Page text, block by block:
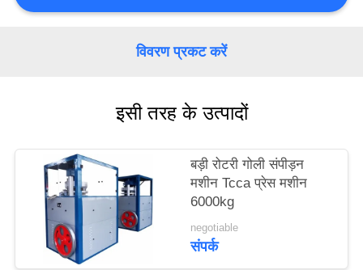
अनुरोध
साइटमैप
विवरण प्रकट करें
इसी तरह के उत्पादों
बड़ी रोटरी गोली संपीड़न
मशीन Tcca प्रेस मशीन
6000kg
negotiable
संपर्क